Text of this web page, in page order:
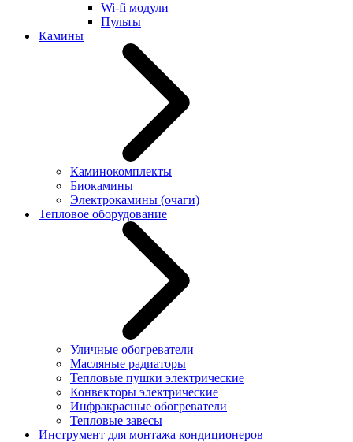
Wi-fi модули
Пульты
Камины
Каминокомплекты
Биокамины
Электрокамины (очаги)
Тепловое оборудование
Уличные обогреватели
Масляные радиаторы
Тепловые пушки электрические
Конвекторы электрические
Инфракрасные обогреватели
Тепловые завесы
Инструмент для монтажа кондиционеров